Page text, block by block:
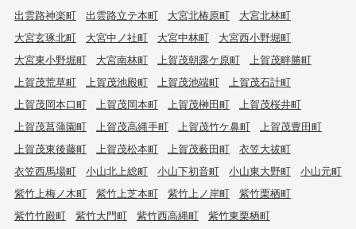
出雲路神楽町 出雲路立テ本町 大宮北椿原町
大宮北林町
大宮玄琢北町
大宮中ノ社町 大宮中林町
大宮西小野堀町
大宮東小野堀町
大宮南林町 上賀茂朝露ケ原町
上賀茂畔勝町
上賀茂荒草町
上賀茂池殿町 上賀茂池端町
上賀茂石計町
上賀茂岡本口町
上賀茂岡本町 上賀茂榊田町
上賀茂桜井町
上賀茂菖蒲園町
上賀茂高縄手町 上賀茂竹ケ鼻町
上賀茂豊田町
上賀茂東後藤町
上賀茂松本町 上賀茂薮田町
衣笠大祓町
衣笠西馬場町
小山北上総町 小山下初音町 小山東大野町
小山元町
紫竹上梅ノ木町
紫竹上芝本町 紫竹上ノ岸町
紫竹栗栖町
紫竹竹殿町
紫竹大門町 紫竹西高縄町
紫竹東栗栖町